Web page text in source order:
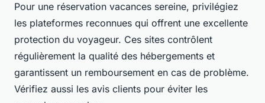
Pour une réservation vacances sereine, privilégiez
les plateformes reconnues qui offrent une excellente
protection du voyageur. Ces sites contrôlent
régulièrement la qualité des hébergements et
garantissent un remboursement en cas de problème.
Vérifiez aussi les avis clients pour éviter les